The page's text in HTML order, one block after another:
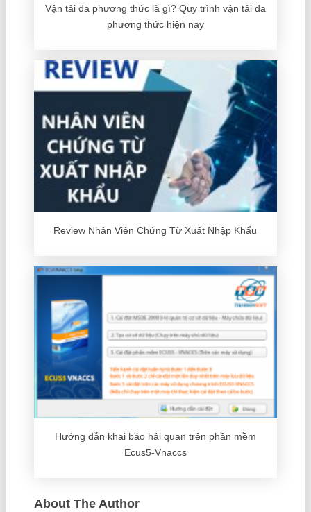
Vận tải đa phương thức là gì? Quy trình vận tải đa
phương thức hiện nay
Review Nhân Viên Chứng Từ Xuất Nhập Khẩu
Hướng dẫn khai báo hải quan trên phần mềm
Ecus5-Vnaccs
About The Author